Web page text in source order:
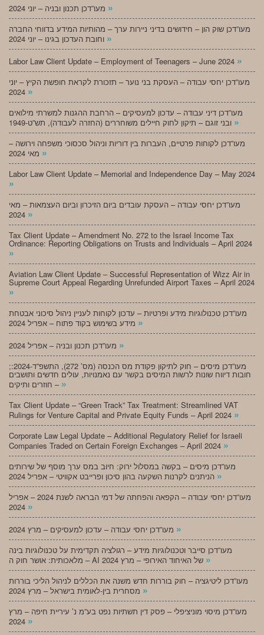
»
מעו”דכן שוק הון – חידושים בדיני ניירות ערך – מהותיות המידע בדווחי החברה
»
Labor Law Client Update – Employment of Teenagers – June 2024 »
מעו”דכן יחסי עבודה – העסקת בני נוער – תזכורת לקראת חופשת הקיץ – יוני
»
מעו”דכן דיני עבודה – עדכון למעסיקים – הרחבת ההגנות למשרתי מילואים
»
מעו”דכן לקוחות פרטיים, העברות בין דוריות וניהול סכסוכי משפחה וירושה –
»
Labor Law Client Update – Memorial and Independence Day – May 2024
»
מעו”דכן יחסי עבודה – העסקת עובדים ביום הזיכרון וביום העצמאות – מאי
»
Tax Client Update – Amendment No. 272 to the Israel Income Tax
Ordinance: Reporting Obligations on Trusts and Individuals – April 2024
»
Aviation Law Client Update – Successful Representation of Wizz Air in
Supreme Court Appeal Regarding Unrefunded Airport Taxes – April 2024
»
מעו”דכן טכנולוגיות מידע ופרטיות – עדכון לקוחות לעניין ניהול סיכוני אבטחת
»
»
;מעו”דכן מיסים – חוק לתיקון פקודת מס הכנסה (מס’ 272), התשפ”ד-2024:
חובות דיווח שונות לרשות המיסים בקשר עם נאמנויות, עולים חדשים ותושבים
חוזרים ותיקים – »
Tax Client Update – “Green Track” Tax Treatment: Streamlined VAT
Rulings for Venture Capital and Private Equity Funds – April 2024 »
Corporate Law Legal Update – Additional Regulatory Relief for Israeli
Companies Traded on Certain Foreign Exchanges – April 2024 »
מעו”דכן מיסים – בקשה במסלול ירוק: חיוב במס ערך מוסף של שירותים
»
מעו”דכן יחסי עבודה – הקפאה והפחתה של דמי הבראה לשנת 2024 – אפריל
»
»
מעו”דכן סייבר וטכנולוגיות מידע – רגולציה תקדימית על טכנולוגיות בינה
»
מעו”דכן ליטיגציה – חוק בוררות חדש משנה את הכללים לניהול הליכי בוררות
»
מעו”דכן מיסוי מוניציפלי – פסק דין תשתיות נפט בע”מ נ’ עיריית חיפה – מרץ
»